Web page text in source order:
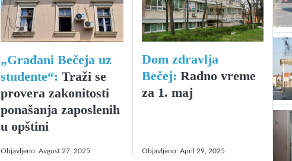
„Građani Bečeja uz
studente“: Traži se
provera zakonitosti
ponašanja zaposlenih
u opštini
Objavljeno: Avgust 27, 2025
Dom zdravlja
Bečej: Radno vreme
za 1. maj
Objavljeno: April 29, 2025